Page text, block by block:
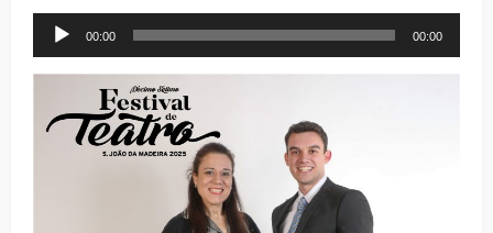
Reprodutor
áudio
00:00 00:00